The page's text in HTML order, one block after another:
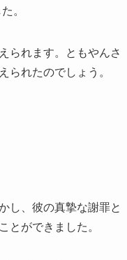
。
られます。ともやんさ
られたのでしょう。
し、彼の真摯な謝罪と
とができました。